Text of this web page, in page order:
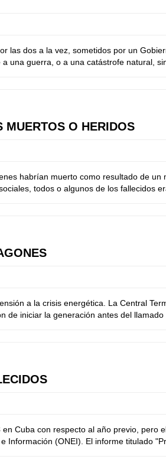
las dos a la vez, sometidos por un
una guerra, o a una catástrofe natural,
MUERTOS O HERIDOS
habrían muerto como resultado de un
todos o algunos de los fallecidos
a la crisis energética. La Central
iniciar la generación antes del llamado
Cuba con respecto al año previo, pero
(ONEI). El informe titulado